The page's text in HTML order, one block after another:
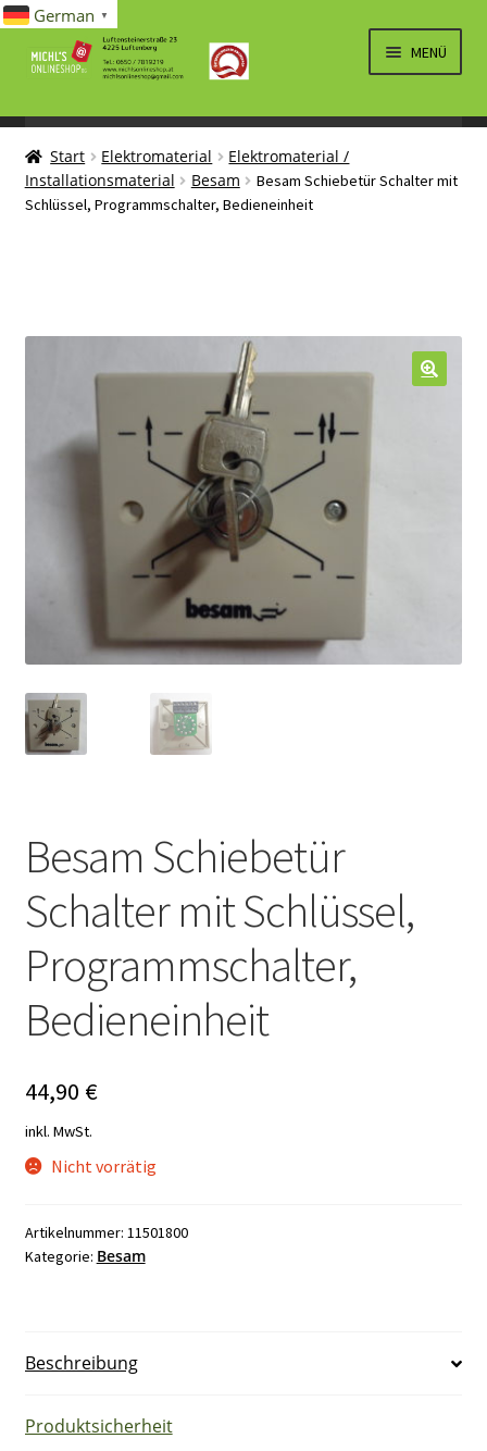
Navigation
Inhalt
MENÜ
SPIELWAREN/BAUSÄTZE
ÖFFNEN
ELEKTRO
ÖFFNEN
LÜFTUNG, HEIZUNG, KLIMA
ÖFFNEN
Start Elektromaterial
Elektromaterial /
Installationsmaterial
Besam
Besam Schiebetür Schalter mit
Schlüssel, Programmschalter, Bedieneinheit
Besam Schiebetür
Schalter mit Schlüssel,
Programmschalter,
Bedieneinheit
44,90 €
inkl. MwSt.
Nicht vorrätig
Artikelnummer: 11501800
Kategorie: Besam
Beschreibung
Produktsicherheit
German ▼